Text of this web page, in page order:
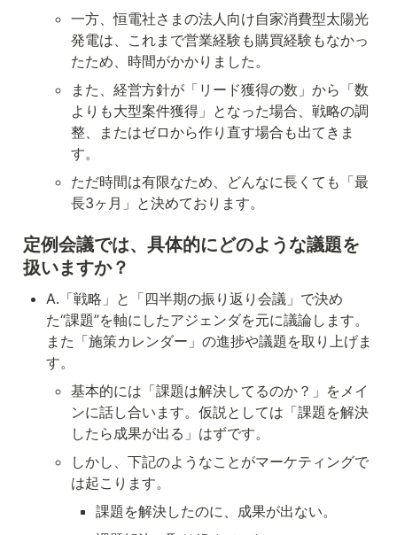
一方、恒電社さまの法人向け自家消費型太陽光
発電は、これまで営業経験も購買経験もなかっ
たため、時間がかかりました。
また、経営方針が「リード獲得の数」から「数
よりも大型案件獲得」となった場合、戦略の調
整、またはゼロから作り直す場合も出てきま
す。
ただ時間は有限なため、どんなに長くても「最
長3ヶ月」と決めております。
定例会議では、具体的にどのような議題を
扱いますか？
A.「戦略」と「四半期の振り返り会議」で決め
た“課題”を軸にしたアジェンダを元に議論します。
また「施策カレンダー」の進捗や議題を取り上げま
す。
基本的には「課題は解決してるのか？」をメイ
ンに話し合います。仮説としては「課題を解決
したら成果が出る」はずです。
しかし、下記のようなことがマーケティングで
は起こります。
課題を解決したのに、成果が出ない。